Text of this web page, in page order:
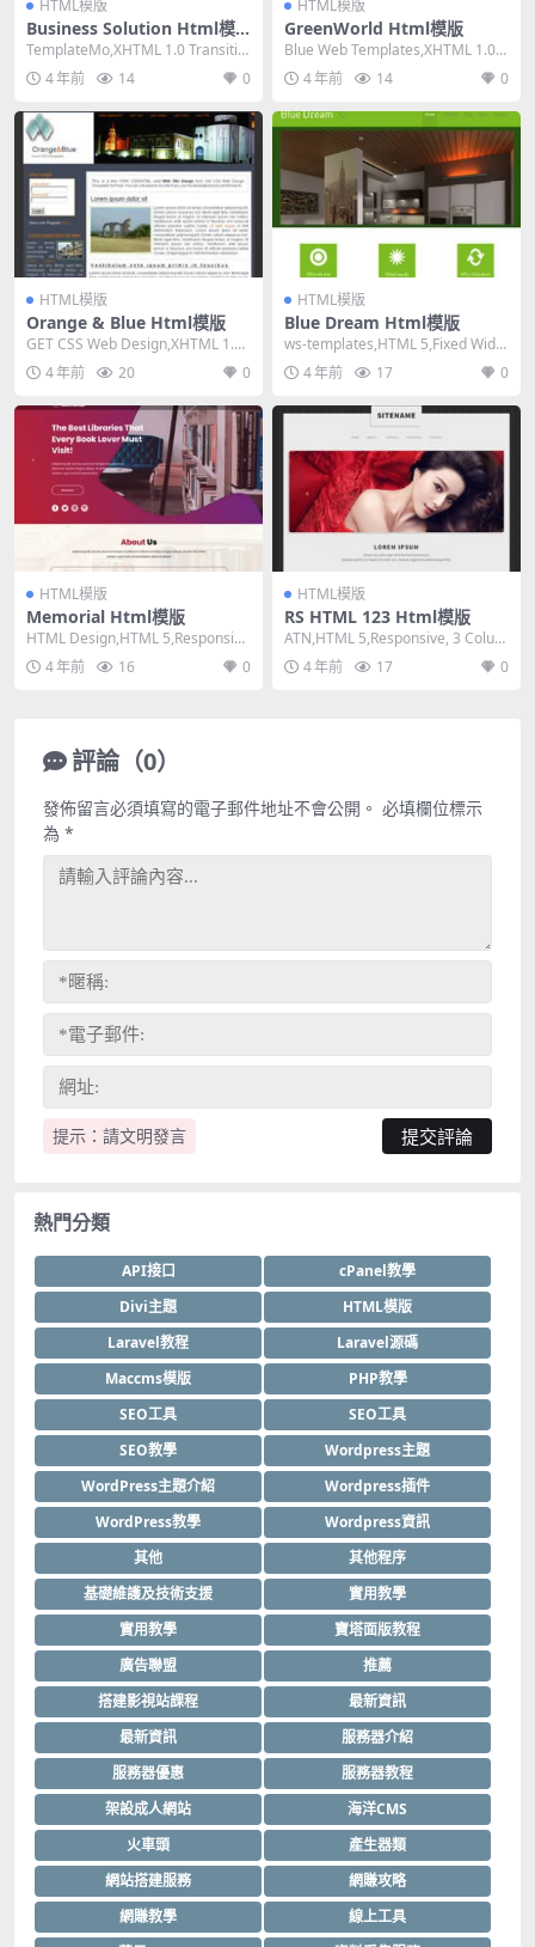
HTML模版
Business Solution Html模
版
TemplateMo,XHTML 1.0 Transitio
nal,Fixed ...
4 年前 14 0
HTML模版
GreenWorld Html模版
Blue Web Templates,XHTML 1.0 T
ransitiona...
4 年前 14 0
HTML模版
Orange & Blue Html模版
GET CSS Web Design,XHTML 1.0
Strict,Fixe...
4 年前 20 0
HTML模版
Blue Dream Html模版
ws-templates,HTML 5,Fixed Widt
h, 1 Colum...
4 年前 17 0
HTML模版
Memorial Html模版
HTML Design,HTML 5,Responsiv
e, 4 Columns...
4 年前 16 0
HTML模版
RS HTML 123 Html模版
ATN,HTML 5,Responsive, 3 Colum
ns,Dark on...
4 年前 17 0
評論（0）
提示：請文明發言
發佈留言必須填寫的電子郵件地址不會公開。 必填欄位標示
為 *
熱門分類
API接口
cPanel教學
Divi主題
HTML模版
Laravel教程
Laravel源碼
Maccms模版
PHP教學
SEO工具
SEO工具
SEO教學
Wordpress主題
WordPress主題介紹
Wordpress插件
WordPress教學
Wordpress資訊
其他
其他程序
基礎維護及技術支援
實用教學
實用教學
寶塔面版教程
廣告聯盟
推薦
搭建影視站課程
最新資訊
最新資訊
服務器介紹
服務器優惠
服務器教程
架設成人網站
海洋CMS
火車頭
產生器類
網站搭建服務
網賺攻略
網賺教學
線上工具